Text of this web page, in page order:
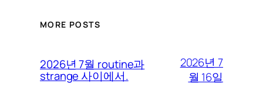
MORE POSTS
2026년 7월 routine과
strange 사이에서.
2026년 7
월 16일